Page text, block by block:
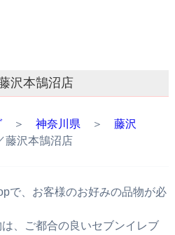
沢本鵠沼店
＞ 神奈川県 ＞ 藤沢
沢本鵠沼店
で、お客様のお好みの品物が必
、ご都合の良いセブンイレブ